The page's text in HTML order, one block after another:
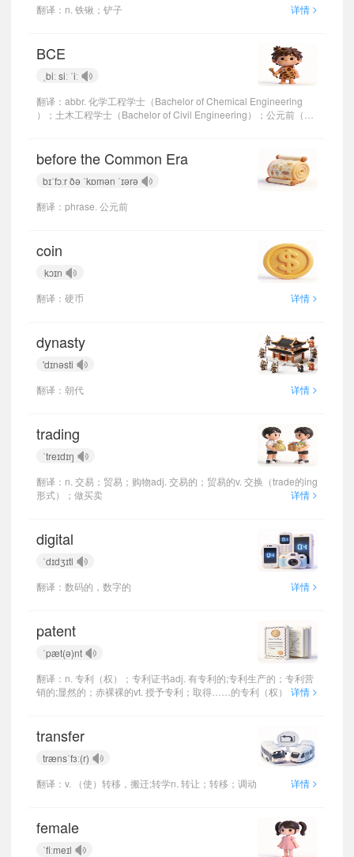
翻译：n. 铁锹；铲子
详情 >
BCE
ˌbiː siː ˈiː
翻译：abbr. 化学工程学士（Bachelor of Chemical Engineering
）；土木工程学士（Bachelor of Civil Engineering）；公元前（
before the Common Era
bɪˈfɔːr ðə ˈkɒmən ˈɪərə
翻译：phrase. 公元前
coin
kɔɪn
翻译：硬币
详情 >
dynasty
'dɪnəsti
翻译：朝代
详情 >
trading
ˈtreɪdɪŋ
翻译：n. 交易；贸易；购物adj. 交易的；贸易的v. 交换（trade的ing
形式）；做买卖
详情 >
digital
ˈdɪdʒɪtl
翻译：数码的，数字的
详情 >
patent
ˈpæt(ə)nt
翻译：n. 专利（权）；专利证书adj. 有专利的;专利生产的；专利营
销的;显然的；赤裸裸的vt. 授予专利；取得……的专利（权）
详情 >
transfer
trænsˈfɜː(r)
翻译：v. （使）转移，搬迁;转学n. 转让；转移；调动
详情 >
female
ˈfiːmeɪl